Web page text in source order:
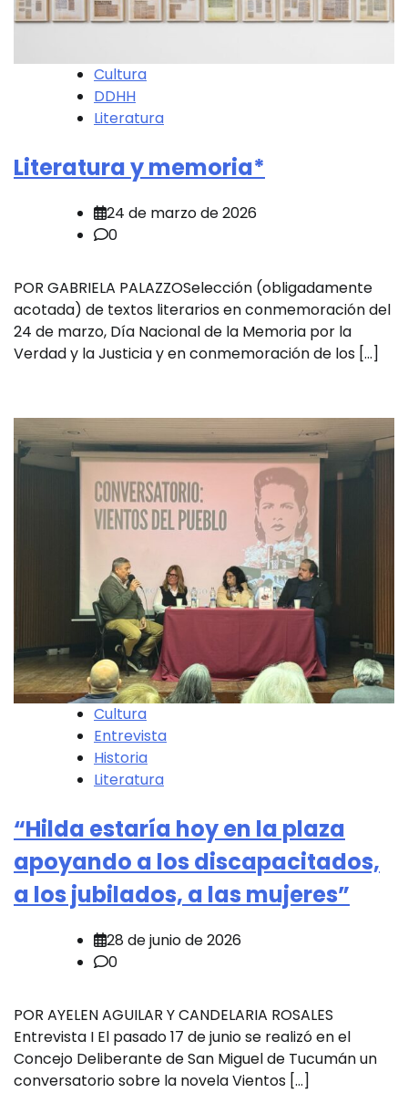
Cultura
DDHH
Literatura
Literatura y memoria*
24 de marzo de 2026
0
POR GABRIELA PALAZZOSelección (obligadamente
acotada) de textos literarios en conmemoración del
24 de marzo, Día Nacional de la Memoria por la
Verdad y la Justicia y en conmemoración de los […]
Cultura
Entrevista
Historia
Literatura
“Hilda estaría hoy en la plaza
apoyando a los discapacitados,
a los jubilados, a las mujeres”
28 de junio de 2026
0
POR AYELEN AGUILAR Y CANDELARIA ROSALES
Entrevista I El pasado 17 de junio se realizó en el
Concejo Deliberante de San Miguel de Tucumán un
conversatorio sobre la novela Vientos […]